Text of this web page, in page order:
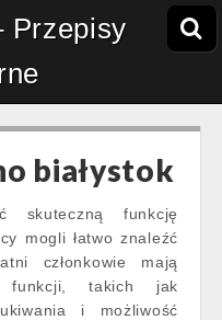
Przepisy
białystok
skuteczną funkcję
mogli łatwo znaleźć
członkowie mają
funkcji, takich jak
i możliwość